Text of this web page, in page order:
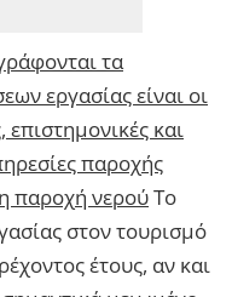
τα
εργασίας είναι οι
επιστημονικές και
παροχής
παροχή νερούΤο
στον τουρισμό
έτους, αν και